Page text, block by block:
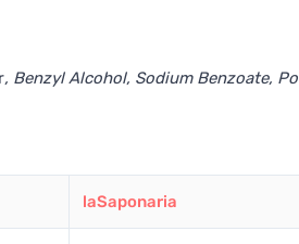
, Benzyl Alcohol, Sodium Benzoate,
laSaponaria